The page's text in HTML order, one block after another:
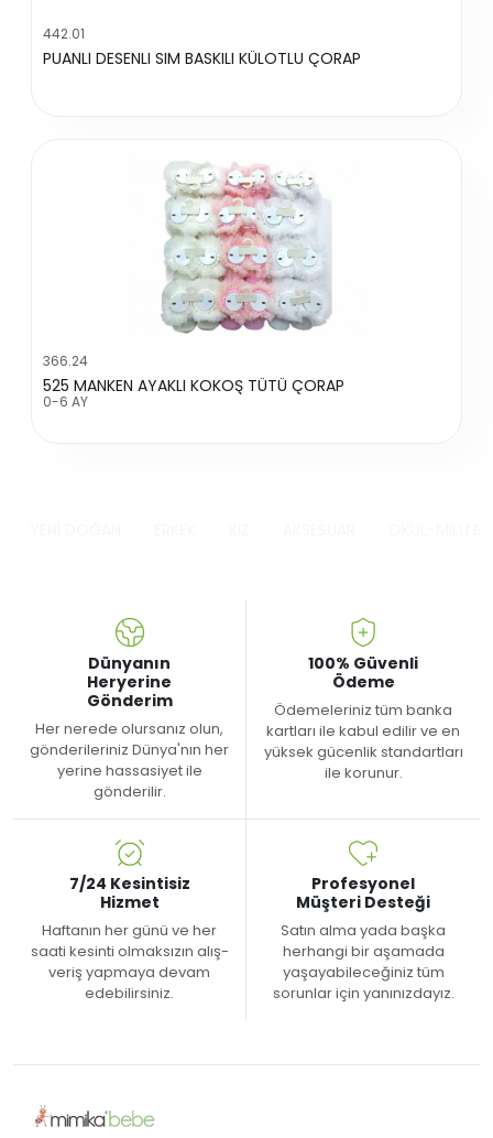
442.01
PUANLI DESENLI SIM BASKILI KÜLOTLU ÇORAP
366.24
525 MANKEN AYAKLI KOKOŞ TÜTÜ ÇORAP
0-6 AY
Dünyanın
Heryerine
Gönderim
Her nerede olursanız olun,
gönderileriniz Dünya'nın her
yerine hassasiyet ile
gönderilir.
100% Güvenli
Ödeme
Ödemeleriniz tüm banka
kartları ile kabul edilir ve en
yüksek gücenlik standartları
ile korunur.
7/24 Kesintisiz
Hizmet
Haftanın her günü ve her
saati kesinti olmaksızın alış-
veriş yapmaya devam
edebilirsiniz.
Profesyonel
Müşteri Desteği
Satın alma yada başka
herhangi bir aşamada
yaşayabileceğiniz tüm
sorunlar için yanınızdayız.